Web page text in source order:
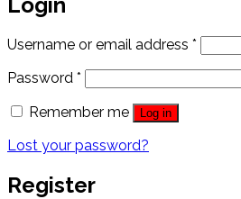
Username or email address *
Password *
Remember me
Log in
Lost your password?
Register